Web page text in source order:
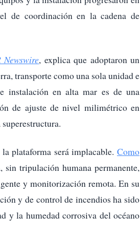
de coordinación en la cadena de
Newswire, explica que adoptaron un
transporte como una sola unidad e
instalación en alta mar es de una
de ajuste de nivel milimétrico en
plataforma será implacable. Como
sin tripulación humana permanente,
y monitorización remota. En su
y de control de incendios ha sido
y la humedad corrosiva del océano